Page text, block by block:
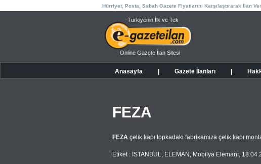
Hürriyet, Posta, Sabah Gazete Fiyatlarını Karşılaştırarak İlan Ver
Türkiyenin İlk ve Tek
Online Gazete İlan Sitesi
Anasayfa Gazete İlanları
FEZA
FEZA çelik kapı topkadaki fabrikamıza çelik kapı
Etiket : İSTANBUL, ELEMAN , Mobilya Elemanı,